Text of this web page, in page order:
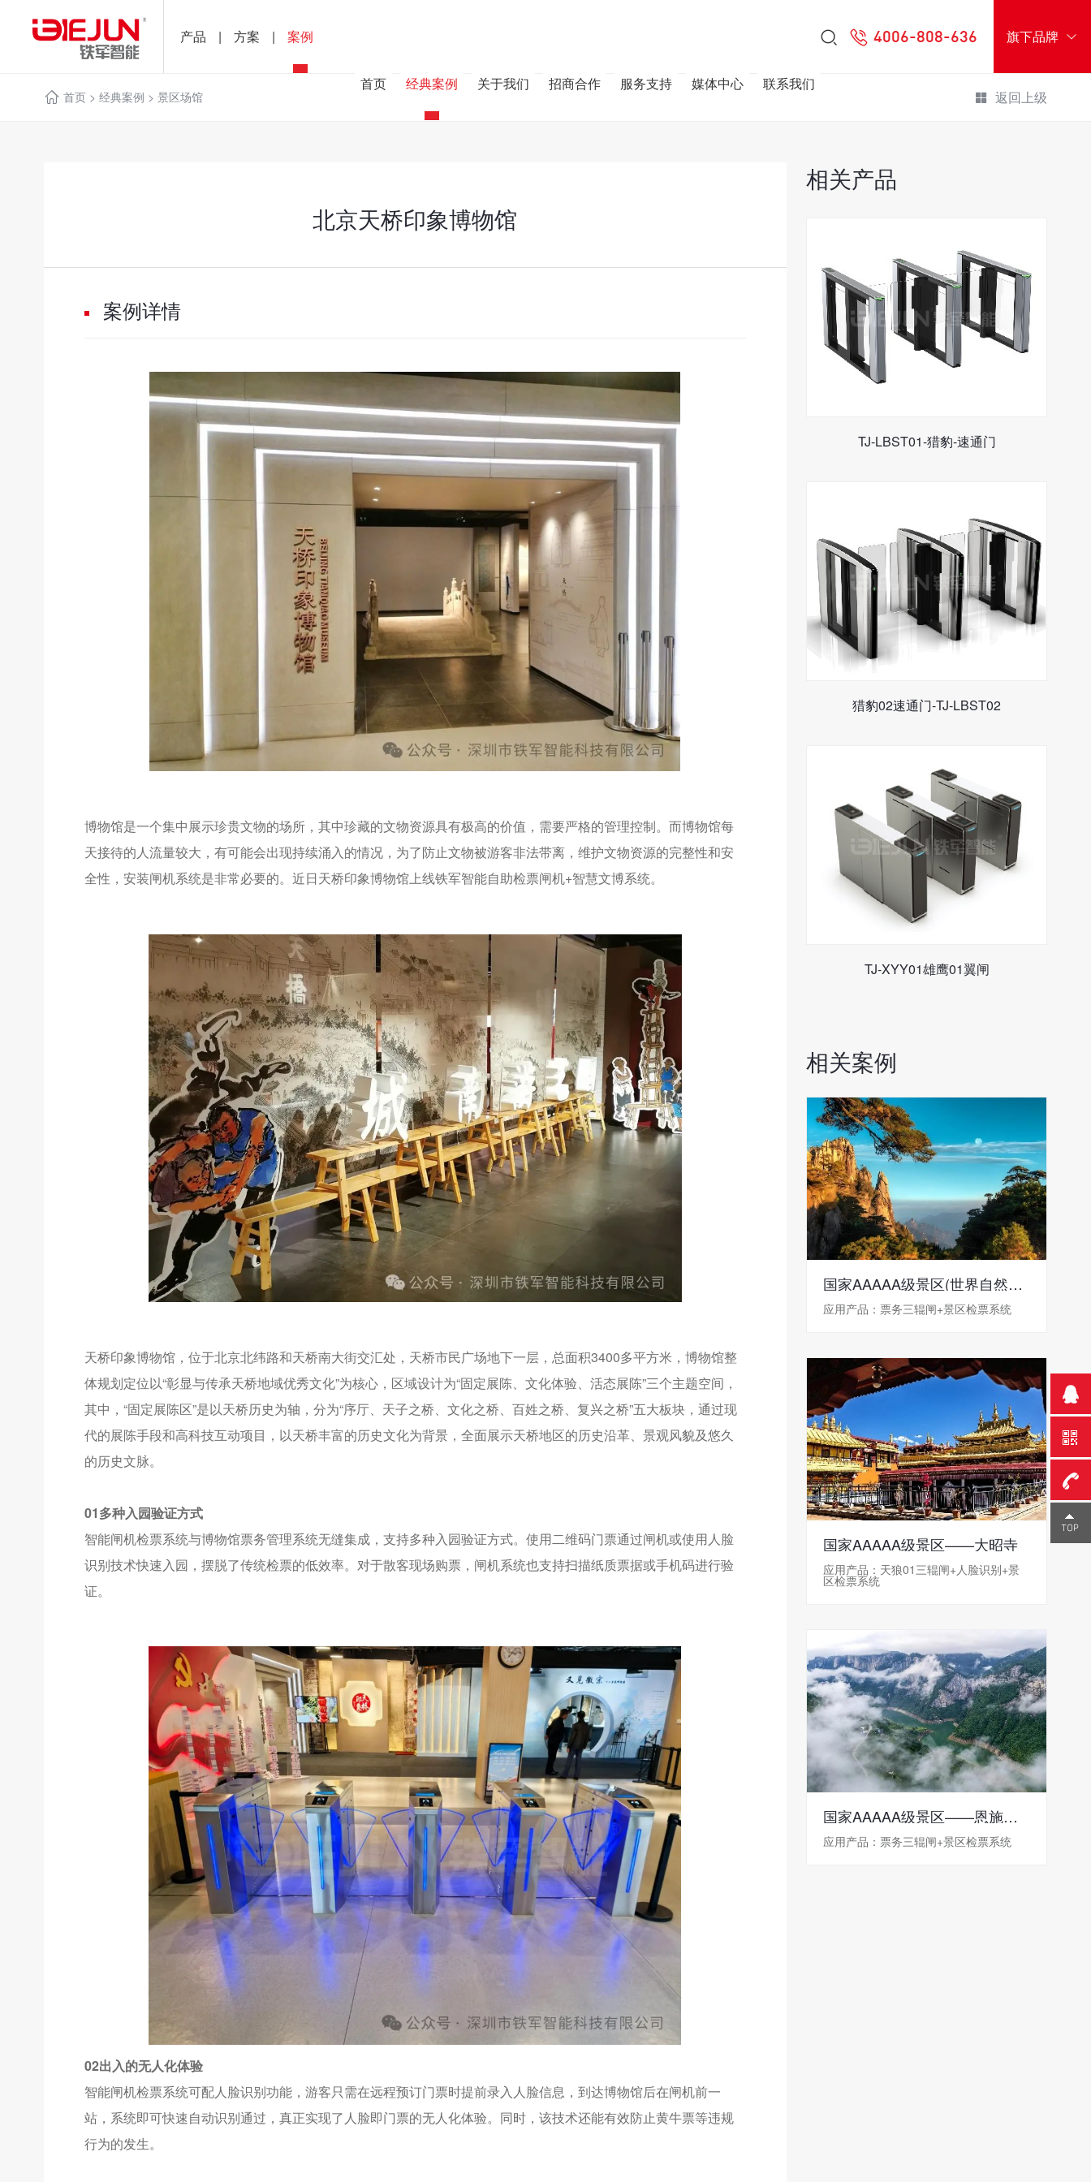
产品 | 方案 | 案例 旗下品牌
4006-808-636
首页 经典案例 关于我们 招商合作 服务支持 媒体中心 联系我们
首页> 经典案例 > 景区场馆 返回上级
北京天桥印象博物馆
案例详情
博物馆是一个集中展示珍贵文物的场所，其中珍藏的文物资源具有极高的价值，需要严格的管理控制。而博物馆每
天接待的人流量较大，有可能会出现持续涌入的情况，为了防止文物被游客非法带离，维护文物资源的完整性和安
全性，安装闸机系统是非常必要的。近日天桥印象博物馆上线铁军智能自助检票闸机+智慧文博系统。
天桥印象博物馆，位于北京北纬路和天桥南大街交汇处，天桥市民广场地下一层，总面积3400多平方米，博物馆整
体规划定位以“彰显与传承天桥地域优秀文化”为核心，区域设计为“固定展陈、文化体验、活态展陈”三个主题空间，
其中，“固定展陈区”是以天桥历史为轴，分为“序厅、天子之桥、文化之桥、百姓之桥、复兴之桥”五大板块，通过现
代的展陈手段和高科技互动项目，以天桥丰富的历史文化为背景，全面展示天桥地区的历史沿革、景观风貌及悠久
的历史文脉。
01多种入园验证方式
智能闸机检票系统与博物馆票务管理系统无缝集成，支持多种入园验证方式。使用二维码门票通过闸机或使用人脸
识别技术快速入园，摆脱了传统检票的低效率。对于散客现场购票，闸机系统也支持扫描纸质票据或手机码进行验
证。
02出入的无人化体验
智能闸机检票系统可配人脸识别功能，游客只需在远程预订门票时提前录入人脸信息，到达博物馆后在闸机前一
站，系统即可快速自动识别通过，真正实现了人脸即门票的无人化体验。同时，该技术还能有效防止黄牛票等违规
行为的发生。
相关产品
TJ-LBST01-猎豹-速通门
猎豹02速通门-TJ-LBST02
TJ-XYY01雄鹰01翼闸
相关案例
国家AAAAA级景区(世界自然遗产)——三清山
应用产品：票务三辊闸+景区检票系统
国家AAAAA级景区——大昭寺
应用产品：天狼01三辊闸+人脸识别+景
区检票系统
国家AAAAA级景区——恩施大峡谷
应用产品：票务三辊闸+景区检票系统
0755-